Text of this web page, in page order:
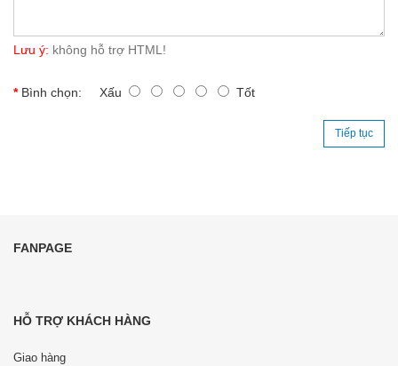
Lưu ý: không hỗ trợ HTML!
Bình chọn: Xấu Tốt
Tiếp tục
FANPAGE
HỖ TRỢ KHÁCH HÀNG
Giao hàng